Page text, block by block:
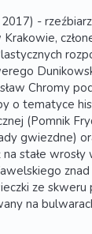
-
Chromy
o tematyce
(Pomnik
gwiezdne)
stałe
ze
na